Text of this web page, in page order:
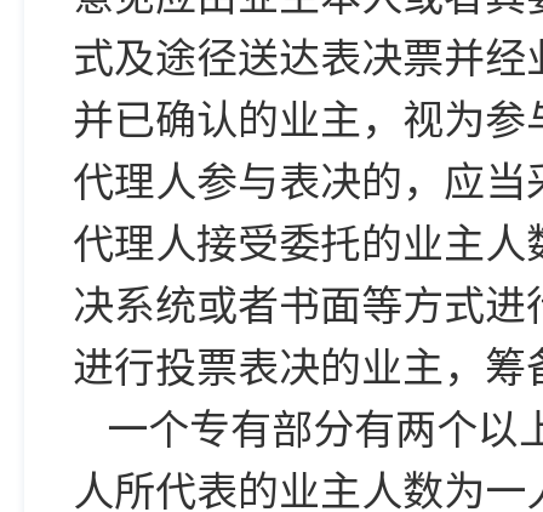
式及途径送达表决票并
并已确认的业主，视为
代理人参与表决的，应
代理人接受委托的业主
决系统或者书面等方式
进行投票表决的业主，
一个专有部分有两个以
人所代表的业主人数为